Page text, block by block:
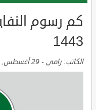
كم رسوم
1443
الكاتب: رامي - 29 أغسطس, 2021